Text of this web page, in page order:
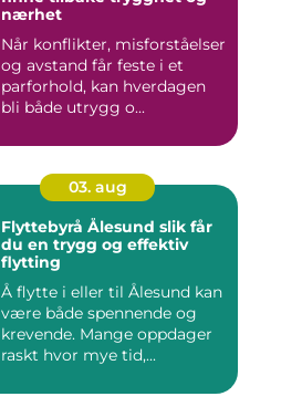
nærhet
Når konflikter, misforståelser
og avstand får feste i et
parforhold, kan hverdagen
bli både utrygg o...
03. aug
Flyttebyrå Ålesund slik får
du en trygg og effektiv
flytting
Å flytte i eller til Ålesund kan
være både spennende og
krevende. Mange oppdager
raskt hvor mye tid,...